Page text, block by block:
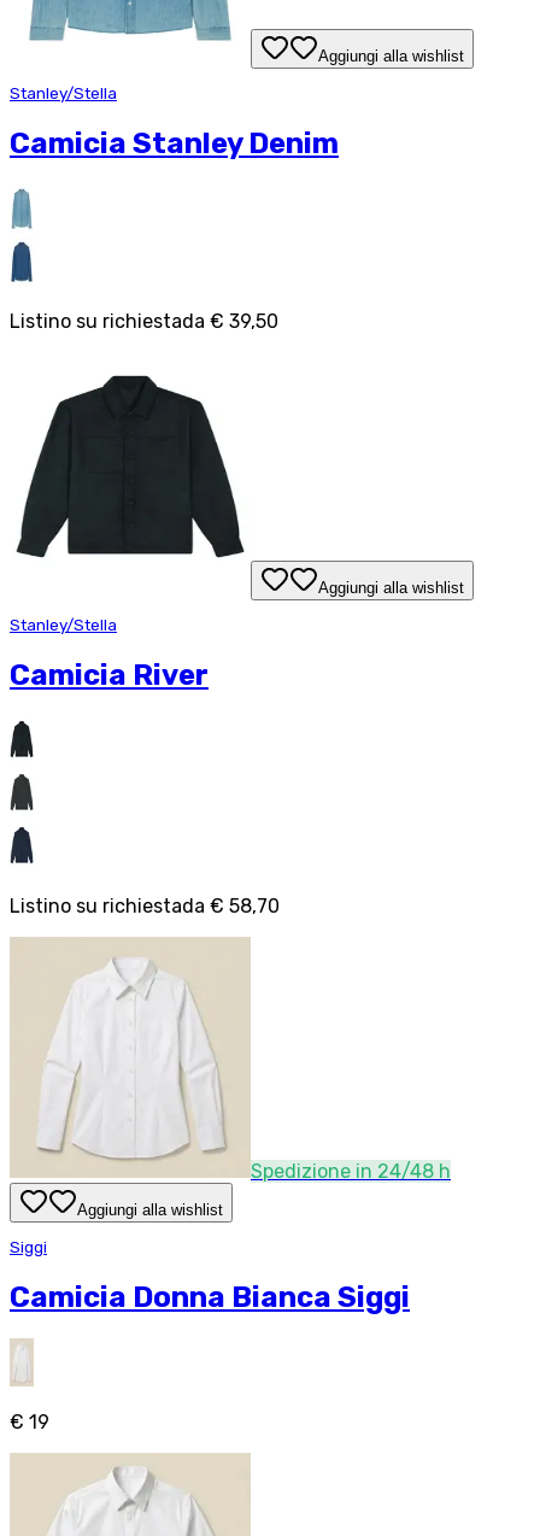
Aggiungi alla wishlist
Stanley/Stella
Camicia Stanley Denim
Listino su richiestada € 39,50
Aggiungi alla wishlist
Stanley/Stella
Camicia River
Listino su richiestada € 58,70
Spedizione in 24/48 h
Aggiungi alla wishlist
Siggi
Camicia Donna Bianca Siggi
€ 19